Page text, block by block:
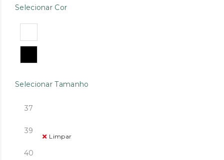
Selecionar Cor
Selecionar Tamanho
37
39
40
Limpar